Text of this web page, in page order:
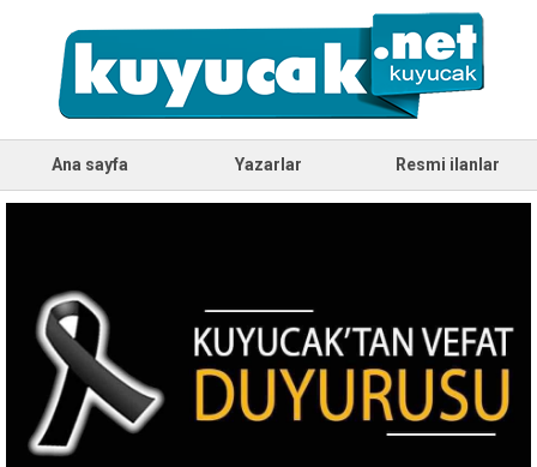
Ana sayfa Yazarlar Resmi ilanlar